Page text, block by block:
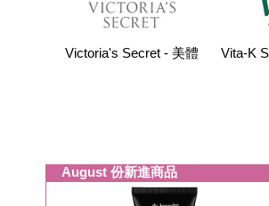
Victoria's Secret - 美體 Vita-K
August 份新進商品